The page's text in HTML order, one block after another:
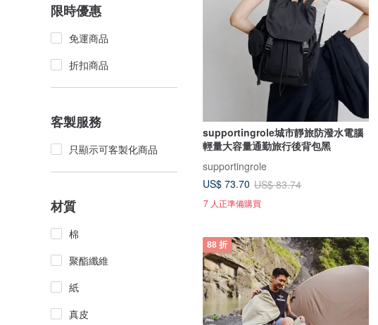
限時優惠
免運商品
折扣商品
客製服務
只顯示可客製化商品
材質
棉
聚酯纖維
紙
真皮
supportingrole城市靜旅防潑水電腦
輕量大容量通勤旅行後背包黑
supportingrole
US$ 73.70 US$ 83.74
7 人正準備購買
88 折